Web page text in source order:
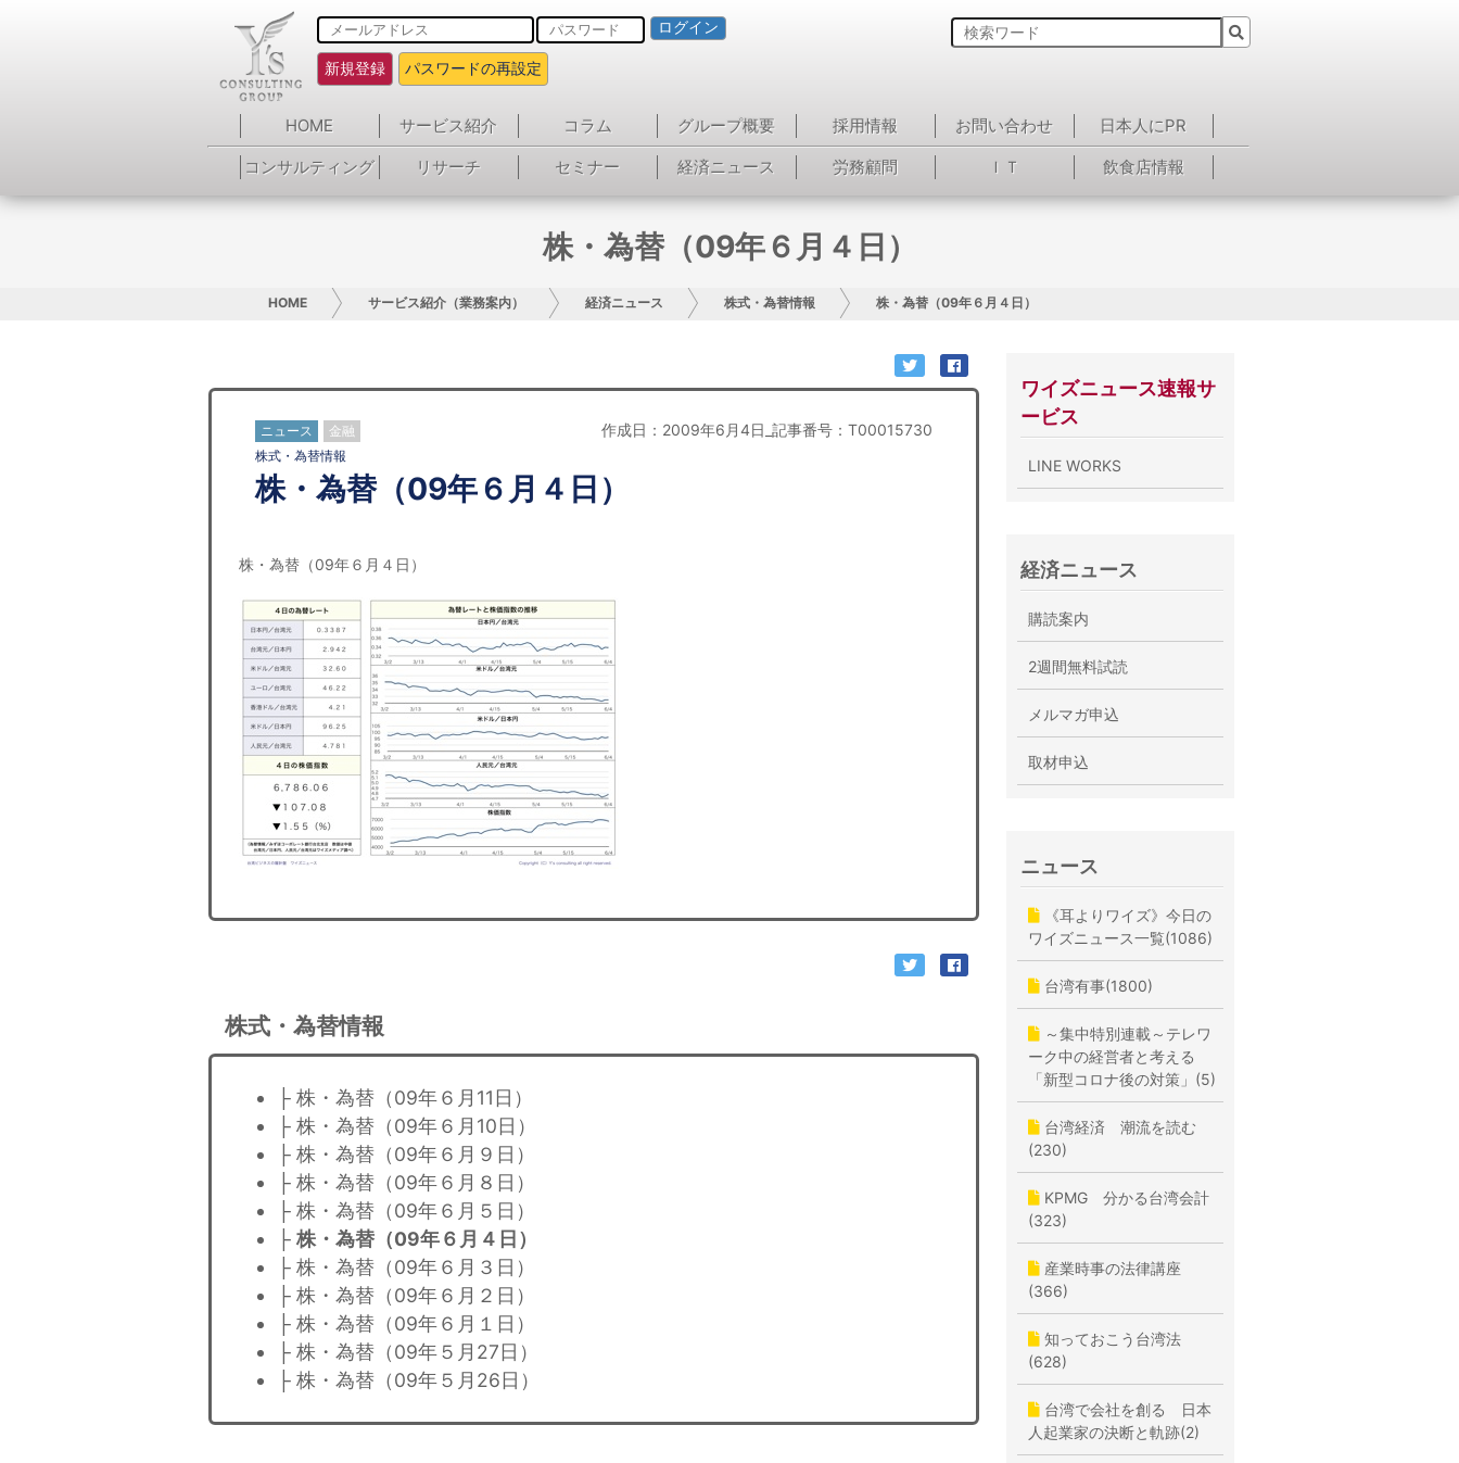
ログイン
新規登録 パスワードの再設定
HOME サービス紹介 コラム グループ概要 採用情報 お問い合わせ
日本人にPR
コンサルティング
リサーチ セミナー 経済ニュース 労務顧問 ＩＴ 飲食店情報
株・為替（09年６月４日）
HOME サービス紹介（業務案内） 経済ニュース 株式・為替情報 株・為替（09年６月４日）
ニュース 金融 作成日：2009年6月4日_記事番号：T00015730
株式・為替情報
株・為替（09年６月４日）
株・為替（09年６月４日）
株式・為替情報
├ 株・為替（09年６月11日）
├ 株・為替（09年６月10日）
├ 株・為替（09年６月９日）
├ 株・為替（09年６月８日）
├ 株・為替（09年６月５日）
├ 株・為替（09年６月４日）
├ 株・為替（09年６月３日）
├ 株・為替（09年６月２日）
├ 株・為替（09年６月１日）
├ 株・為替（09年５月27日）
├ 株・為替（09年５月26日）
ワイズニュース速報サ
ービス
LINE WORKS
経済ニュース
購読案内
2週間無料試読
メルマガ申込
取材申込
ニュース
《耳よりワイズ》今日の
ワイズニュース一覧(1086)
台湾有事(1800)
～集中特別連載～テレワ
ーク中の経営者と考える
「新型コロナ後の対策」(5)
台湾経済 潮流を読む
(230)
KPMG 分かる台湾会計
(323)
産業時事の法律講座
(366)
知っておこう台湾法
(628)
台湾で会社を創る 日本
人起業家の決断と軌跡(2)